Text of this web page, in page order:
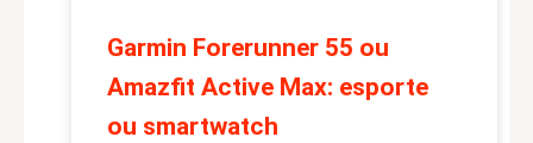
Garmin Forerunner 55 ou
Amazfit Active Max: esporte
ou smartwatch